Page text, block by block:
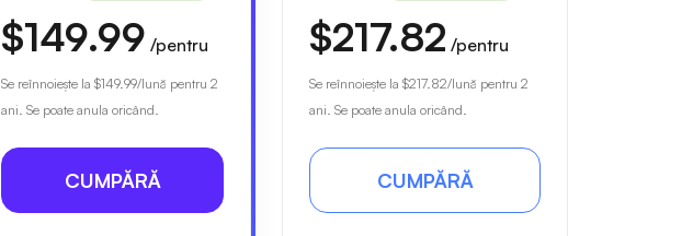
$149.99 /pentru
Se reînnoiește la $149.99/lună pentru 2
ani. Se poate anula oricând.
CUMPĂRĂ
$217.82 /pentru
Se reînnoiește la $217.82/lună pentru 2
ani. Se poate anula oricând.
CUMPĂRĂ